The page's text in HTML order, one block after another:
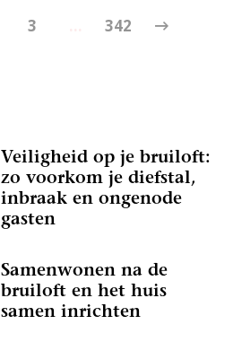
3 342
Veiligheid op je bruiloft:
zo voorkom je diefstal,
inbraak en ongenode
gasten
Samenwonen na de
bruiloft en het huis
samen inrichten